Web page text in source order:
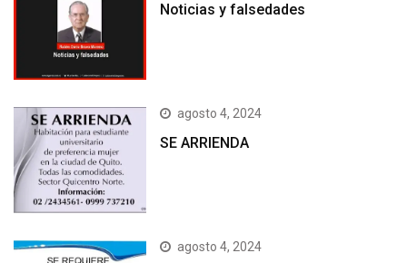
Noticias y falsedades
agosto 4, 2024
SE ARRIENDA
agosto 4, 2024